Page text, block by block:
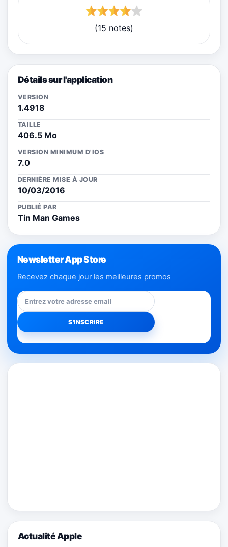
(15 notes)
Détails sur l'application
VERSION
1.4918
TAILLE
406.5 Mo
VERSION MINIMUM D'IOS
7.0
DERNIÈRE MISE À JOUR
10/03/2016
PUBLIÉ PAR
Tin Man Games
Newsletter App Store
Recevez chaque jour les meilleures promos
Actualité Apple